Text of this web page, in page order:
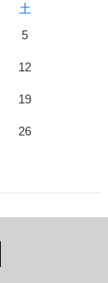
土
5
12
19
26